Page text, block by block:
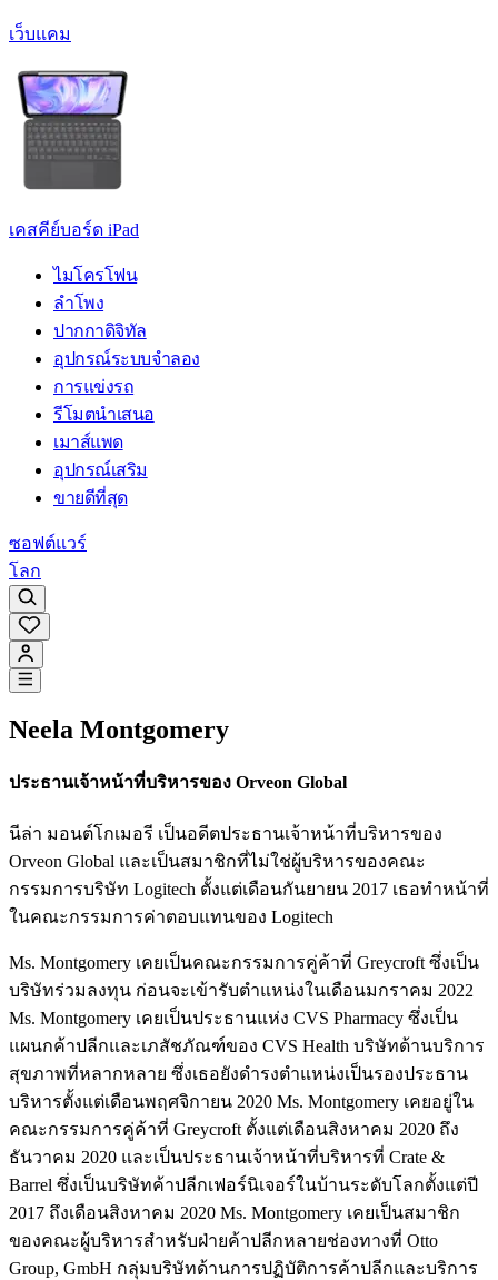
เว็บแคม
เคสคีย์บอร์ด iPad
ไมโครโฟน
ลำโพง
ปากกาดิจิทัล
อุปกรณ์ระบบจำลอง
การแข่งรถ
รีโมตนำเสนอ
เมาส์แพด
อุปกรณ์เสริม
ขายดีที่สุด
ซอฟต์แวร์
โลก
Neela Montgomery
ประธานเจ้าหน้าที่บริหารของ Orveon Global
นีล่า มอนต์โกเมอรี เป็นอดีตประธานเจ้าหน้าที่บริหารของ
Orveon Global และเป็นสมาชิกที่ไม่ใช่ผู้บริหารของคณะ
กรรมการบริษัท Logitech ตั้งแต่เดือนกันยายน 2017 เธอทำหน้าที่
ในคณะกรรมการค่าตอบแทนของ Logitech
Ms. Montgomery เคยเป็นคณะกรรมการคู่ค้าที่ Greycroft ซึ่งเป็น
บริษัทร่วมลงทุน ก่อนจะเข้ารับตำแหน่งในเดือนมกราคม 2022
Ms. Montgomery เคยเป็นประธานแห่ง CVS Pharmacy ซึ่งเป็น
แผนกค้าปลีกและเภสัชภัณฑ์ของ CVS Health บริษัทด้านบริการ
สุขภาพที่หลากหลาย ซึ่งเธอยังดำรงตำแหน่งเป็นรองประธาน
บริหารตั้งแต่เดือนพฤศจิกายน 2020 Ms. Montgomery เคยอยู่ใน
คณะกรรมการคู่ค้าที่ Greycroft ตั้งแต่เดือนสิงหาคม 2020 ถึง
ธันวาคม 2020 และเป็นประธานเจ้าหน้าที่บริหารที่ Crate &
Barrel ซึ่งเป็นบริษัทค้าปลีกเฟอร์นิเจอร์ในบ้านระดับโลกตั้งแต่ปี
2017 ถึงเดือนสิงหาคม 2020 Ms. Montgomery เคยเป็นสมาชิก
ของคณะผู้บริหารสำหรับฝ่ายค้าปลีกหลายช่องทางที่ Otto
Group, GmbH กลุ่มบริษัทด้านการปฏิบัติการค้าปลีกและบริการ